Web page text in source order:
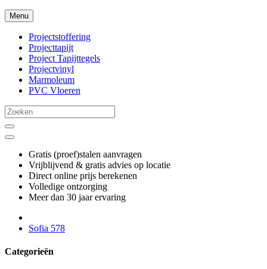
Menu
Projectstoffering
Projecttapijt
Project Tapijttegels
Projectvinyl
Marmoleum
PVC Vloeren
Gratis (proef)stalen aanvragen
Vrijblijvend & gratis advies op locatie
Direct online prijs berekenen
Volledige ontzorging
Meer dan 30 jaar ervaring
Sofia 578
Categorieën